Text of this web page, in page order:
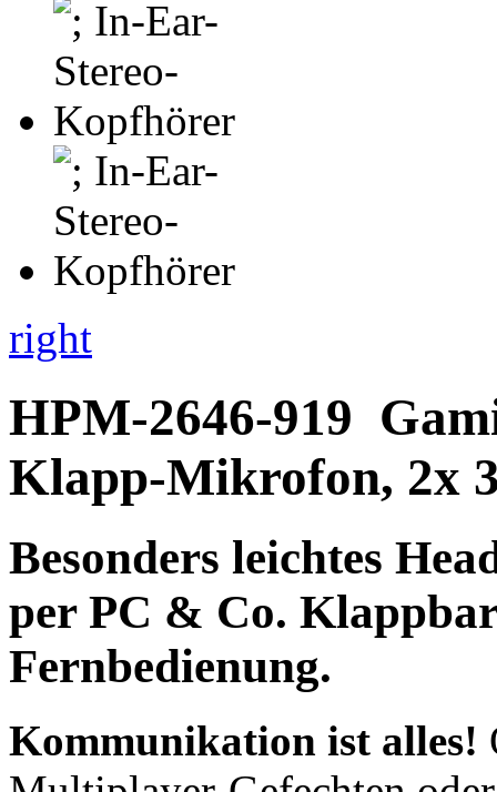
right
HPM-2646-919
Klapp-Mikrofon, 2x
Besonders leichtes
per PC & Co.
Fernbedienung.
Kommunikation ist alles!